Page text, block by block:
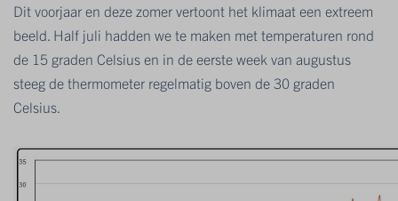
Dit voorjaar en deze zomer vertoont het klimaat een extreem
beeld. Half juli hadden we te maken met temperaturen rond
de 15 graden Celsius en in de eerste week van augustus
steeg de thermometer regelmatig boven de 30 graden
Celsius.